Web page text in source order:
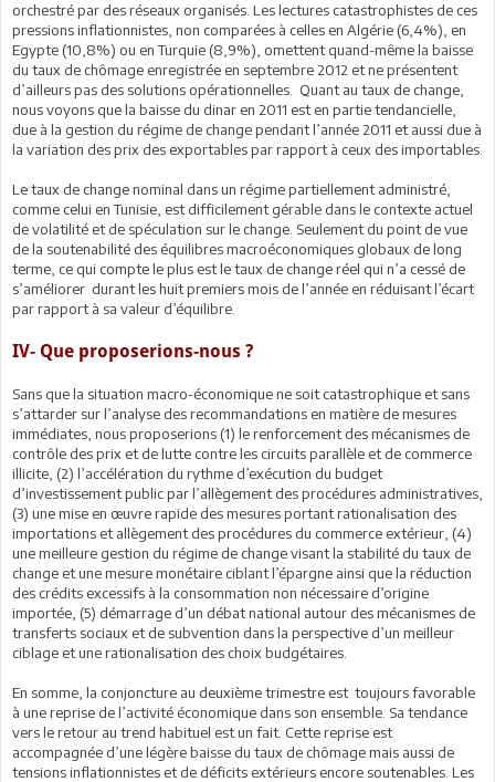
orchestré par des réseaux organisés. Les lectures catastrophistes de ces
pressions inflationnistes, non comparées à celles en Algérie (6,4%), en
Egypte (10,8%) ou en Turquie (8,9%), omettent quand-même la baisse
du taux de chômage enregistrée en septembre 2012 et ne présentent
d’ailleurs pas des solutions opérationnelles. Quant au taux de change,
nous voyons que la baisse du dinar en 2011 est en partie tendancielle,
due à la gestion du régime de change pendant l’année 2011 et aussi due à
la variation des prix des exportables par rapport à ceux des importables.
Le taux de change nominal dans un régime partiellement administré,
comme celui en Tunisie, est difficilement gérable dans le contexte actuel
de volatilité et de spéculation sur le change. Seulement du point de vue
de la soutenabilité des équilibres macroéconomiques globaux de long
terme, ce qui compte le plus est le taux de change réel qui n’a cessé de
s’améliorer durant les huit premiers mois de l’année en réduisant l’écart
par rapport à sa valeur d’équilibre.
IV- Que proposerions-nous ?
Sans que la situation macro-économique ne soit catastrophique et sans
s’attarder sur l’analyse des recommandations en matière de mesures
immédiates, nous proposerions (1) le renforcement des mécanismes de
contrôle des prix et de lutte contre les circuits parallèle et de commerce
illicite, (2) l’accélération du rythme d’exécution du budget
d’investissement public par l’allègement des procédures administratives,
(3) une mise en œuvre rapide des mesures portant rationalisation des
importations et allègement des procédures du commerce extérieur, (4)
une meilleure gestion du régime de change visant la stabilité du taux de
change et une mesure monétaire ciblant l’épargne ainsi que la réduction
des crédits excessifs à la consommation non nécessaire d’origine
importée, (5) démarrage d’un débat national autour des mécanismes de
transferts sociaux et de subvention dans la perspective d’un meilleur
ciblage et une rationalisation des choix budgétaires.
En somme, la conjoncture au deuxième trimestre est toujours favorable
à une reprise de l’activité économique dans son ensemble. Sa tendance
vers le retour au trend habituel est un fait. Cette reprise est
accompagnée d’une légère baisse du taux de chômage mais aussi de
tensions inflationnistes et de déficits extérieurs encore soutenables. Les